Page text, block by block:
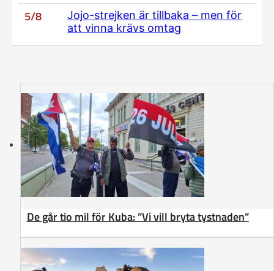
5/8
Jojo-strejken är tillbaka – men för
att vinna krävs omtag
De går tio mil för Kuba: ”Vi vill bryta tystnaden”